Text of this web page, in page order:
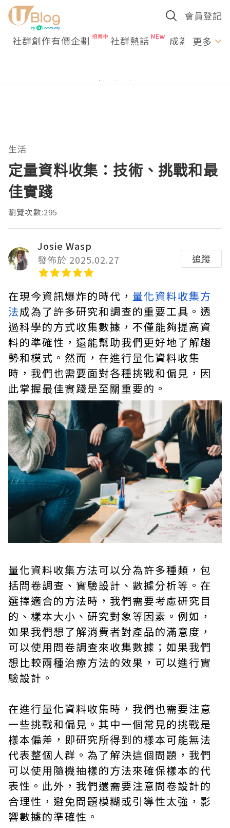
會員登記
社群創作有價企劃 社群熱話 成為U更多
生活
定量資料收集：技術、挑戰和最
佳實踐
瀏覽次數:295
Josie Wasp
發佈於 2025.02.27
追蹤
在現今資訊爆炸的時代， 量化資料收集方
法成為了許多研究和調查的重要工具。透
過科學的方式收集數據，不僅能夠提高資
料的準確性，還能幫助我們更好地了解趨
勢和模式。然而，在進行量化資料收集
時，我們也需要面對各種挑戰和偏見，因
此掌握最佳實踐是至關重要的。
量化資料收集方法可以分為許多種類，包
括問卷調查、實驗設計、數據分析等。在
選擇適合的方法時，我們需要考慮研究目
的、樣本大小、研究對象等因素。例如，
如果我們想了解消費者對產品的滿意度，
可以使用問卷調查來收集數據；如果我們
想比較兩種治療方法的效果，可以進行實
驗設計。
在進行量化資料收集時，我們也需要注意
一些挑戰和偏見。其中一個常見的挑戰是
樣本偏差，即研究所得到的樣本可能無法
代表整個人群。為了解決這個問題，我們
可以使用隨機抽樣的方法來確保樣本的代
表性。此外，我們還需要注意問卷設計的
合理性，避免問題模糊或引導性太強，影
響數據的準確性。